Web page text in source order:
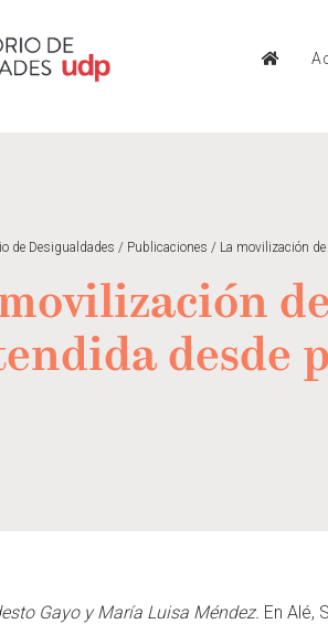
de Desigualdades / Publicaciones / La movilización
desde
Gayo y María Luisa Méndez. En Alé,